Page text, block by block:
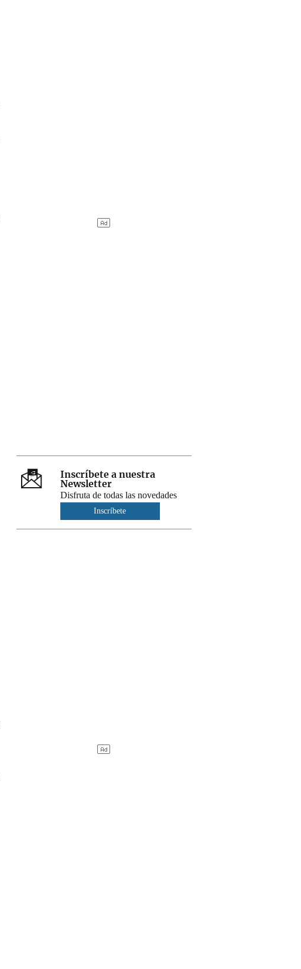
Inscríbete a nuestra
Newsletter
Disfruta de todas las novedades
Inscríbete